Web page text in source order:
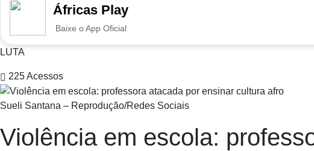
Áfricas Play
Baixe o App Oficial
LUTA
225Acessos
Sueli Santana – Reprodução/Redes Sociais
Violência em escola: